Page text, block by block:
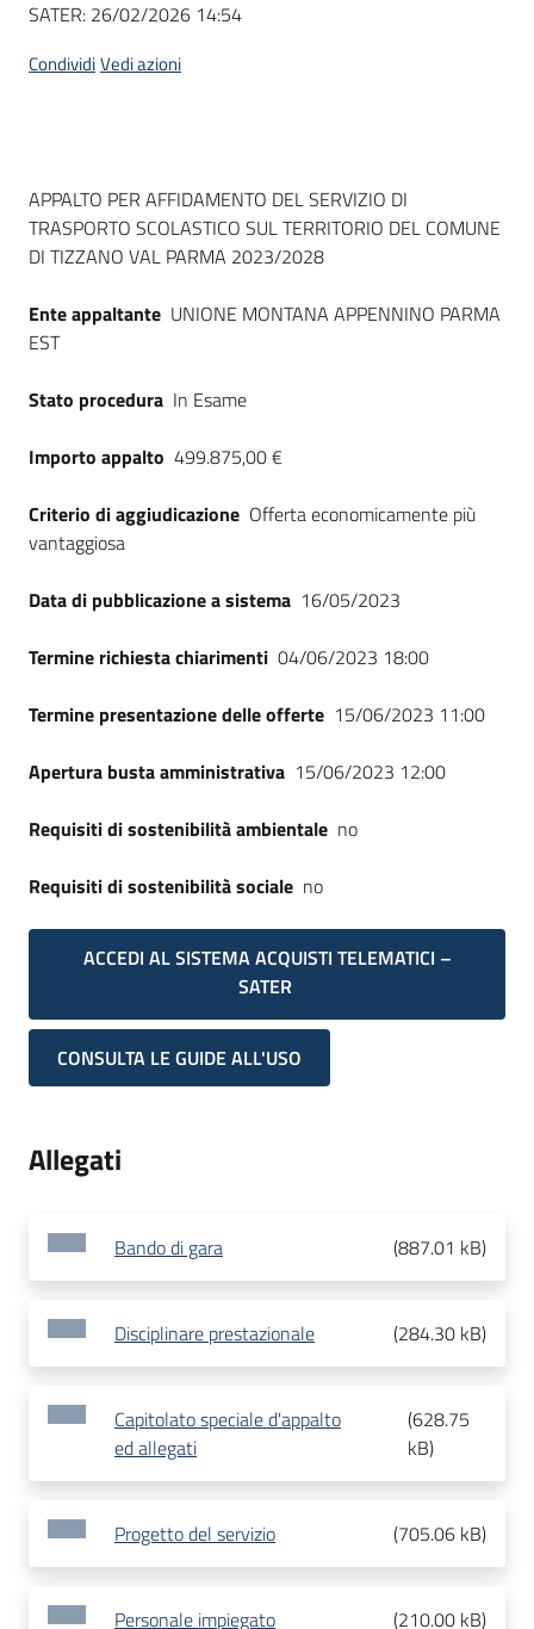
su
SATER: 26/02/2026 14:54
CondividiVedi azioni
Dati del bando
APPALTO PER AFFIDAMENTO DEL SERVIZIO DI
TRASPORTO SCOLASTICO SUL TERRITORIO DEL COMUNE
DI TIZZANO VAL PARMA 2023/2028
Ente appaltante UNIONE MONTANA APPENNINO PARMA
EST
Stato procedura In Esame
Importo appalto 499.875,00 €
Criterio di aggiudicazione Offerta economicamente più
vantaggiosa
Data di pubblicazione a sistema 16/05/2023
Termine richiesta chiarimenti 04/06/2023 18:00
Termine presentazione delle offerte 15/06/2023 11:00
Apertura busta amministrativa 15/06/2023 12:00
Requisiti di sostenibilità ambientale no
Requisiti di sostenibilità sociale no
ACCEDI AL SISTEMA ACQUISTI TELEMATICI –
SATER
CONSULTA LE GUIDE ALL'USO
Allegati
Bando di gara (887.01 kB)
Disciplinare prestazionale (284.30 kB)
Capitolato speciale d'appalto
ed allegati
(628.75
kB)
Progetto del servizio (705.06 kB)
Personale impiegato (210.00 kB)